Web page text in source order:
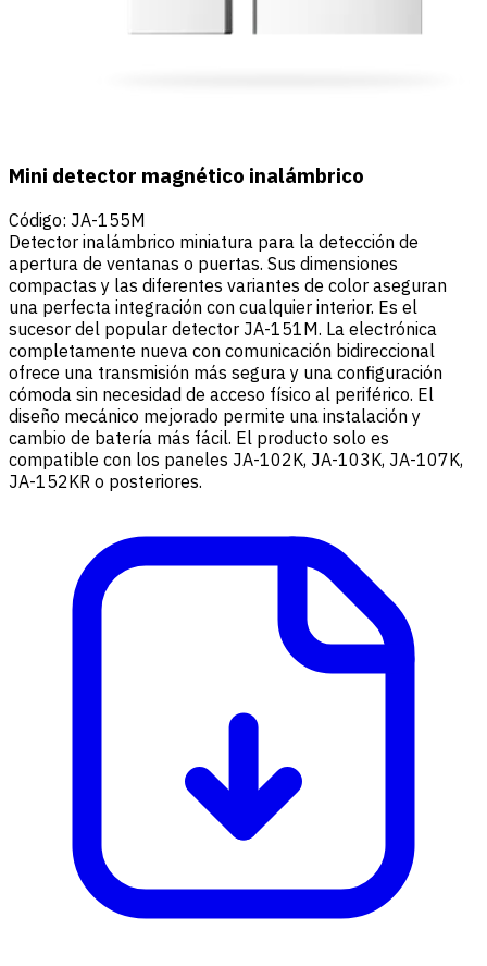
Mini detector magnético inalámbrico
Código: JA-155M
Detector inalámbrico miniatura para la detección de
apertura de ventanas o puertas. Sus dimensiones
compactas y las diferentes variantes de color aseguran
una perfecta integración con cualquier interior. Es el
sucesor del popular detector JA-151M. La electrónica
completamente nueva con comunicación bidireccional
ofrece una transmisión más segura y una configuración
cómoda sin necesidad de acceso físico al periférico. El
diseño mecánico mejorado permite una instalación y
cambio de batería más fácil. El producto solo es
compatible con los paneles JA-102K, JA-103K, JA-107K,
JA-152KR o posteriores.